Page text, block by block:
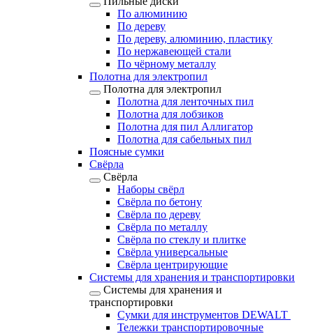
По алюминию
По дереву
По дереву, алюминию, пластику
По нержавеющей стали
По чёрному металлу
Полотна для электропил
Полотна для электропил
Полотна для ленточных пил
Полотна для лобзиков
Полотна для пил Аллигатор
Полотна для сабельных пил
Поясные сумки
Свёрла
Свёрла
Наборы свёрл
Свёрла по бетону
Свёрла по дереву
Свёрла по металлу
Свёрла по стеклу и плитке
Свёрла универсальные
Свёрла центрирующие
Системы для хранения и транспортировки
Системы для хранения и
транспортировки
Сумки для инструментов DEWALT
Тележки транспортировочные